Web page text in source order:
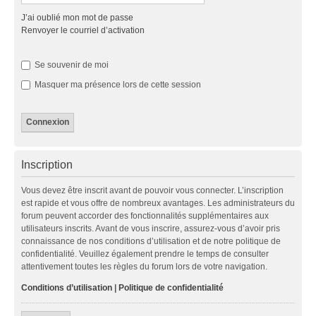
J’ai oublié mon mot de passe
Renvoyer le courriel d’activation
Se souvenir de moi
Masquer ma présence lors de cette session
Inscription
Vous devez être inscrit avant de pouvoir vous connecter. L’inscription
est rapide et vous offre de nombreux avantages. Les administrateurs du
forum peuvent accorder des fonctionnalités supplémentaires aux
utilisateurs inscrits. Avant de vous inscrire, assurez-vous d’avoir pris
connaissance de nos conditions d’utilisation et de notre politique de
confidentialité. Veuillez également prendre le temps de consulter
attentivement toutes les règles du forum lors de votre navigation.
Conditions d’utilisation | Politique de confidentialité